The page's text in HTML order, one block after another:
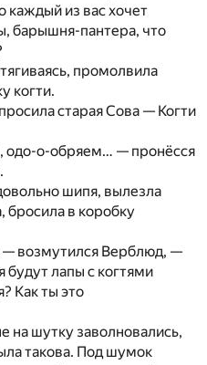
каждый из вас хочет
барышня-пантера, что
промолвила
когти.
старая Сова — Когти
о-обряем… — пронёсся
шипя, вылезла
бросила в коробку
возмутился Верблюд, —
будут лапы с когтями
Как ты это
на шутку заволновались,
такова. Под шумок